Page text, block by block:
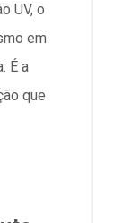
UV, o
em
É a
que